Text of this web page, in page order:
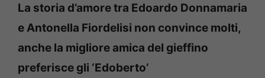
La storia d’amore tra Edoardo Donnamaria
e Antonella Fiordelisi non convince molti,
anche la migliore amica del gieffino
preferisce gli ‘Edoberto’